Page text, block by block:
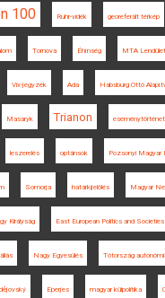
100 Ruhr-vidék georeferált térkép
Tornova Éhínség MTA Lendület
Vix-jegyzék Ada Habsburg Ottó
Masaryk Trianon eseménytörténet
leszerelés optánsok Pozsonyi Magyar
Somorja határkijelölés Magyar
Királyság East European Politics and Societies
Nagy Egyesülés Tótország
Eperjes magyar külpolitika